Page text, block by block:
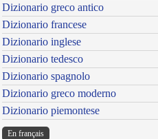
Dizionario greco antico
Dizionario francese
Dizionario inglese
Dizionario tedesco
Dizionario spagnolo
Dizionario greco moderno
Dizionario piemontese
En français